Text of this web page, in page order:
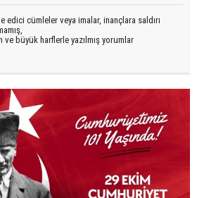
edici cümleler veya imalar, inançlara saldırı
ve büyük harflerle yazılmış yorumlar